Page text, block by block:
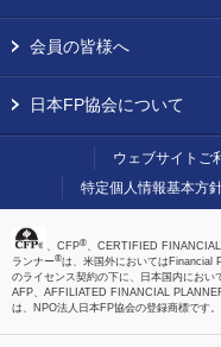
会員の皆様へ
日本FP協会について
ウェブサイトご
特定個人情報基本方
、CFP®、CERTIFIED
ランナー®は、米国外においてはFinancial
のライセンス契約の下に、日本国内におい
AFP、AFFILIATED FINANCIAL
は、NPO法人日本FP協会の登録商標です。